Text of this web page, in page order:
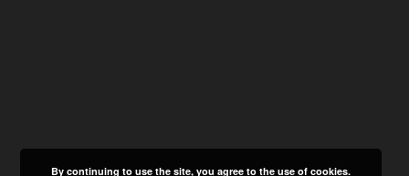
By continuing to use the site, you agree to the use of cookies.